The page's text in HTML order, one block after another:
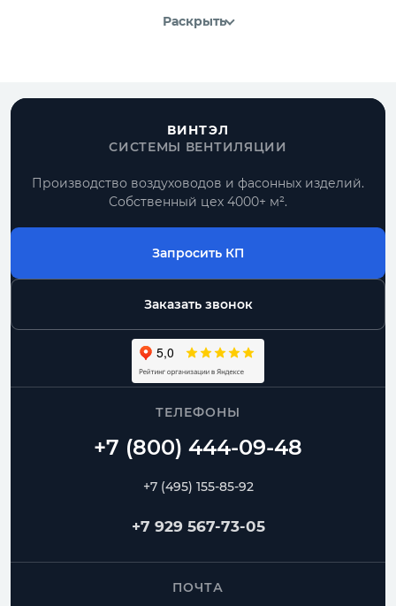
Раскрыть
ВИНТЭЛ
СИСТЕМЫ ВЕНТИЛЯЦИИ
Производство воздуховодов и фасонных изделий.
Собственный цех 4000+ м².
Запросить КП
Заказать звонок
ТЕЛЕФОНЫ
+7 (495) 155-85-92
+7 929 567-73-05
ПОЧТА